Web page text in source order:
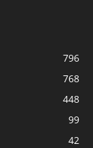
796
768
448
99
42